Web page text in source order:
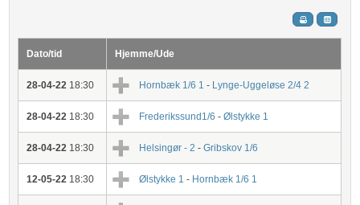
Dato/tid Hjemme/Ude
28-04-22 18:30 Hornbæk 1/6 1 - Lynge-Uggeløse 2/4 2
28-04-22 18:30 Frederikssund1/6-Ølstykke 1
28-04-22 18:30 Helsingør - 2 -Gribskov 1/6
12-05-22 18:30 Ølstykke 1 - Hornbæk 1/6 1